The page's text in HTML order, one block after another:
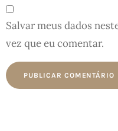
Salvar meus dados
vez que eu comentar.